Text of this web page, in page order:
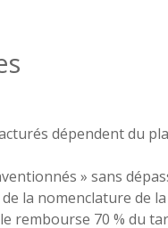
dépendent du
» sans
la nomenclature de
rembourse 70 % du